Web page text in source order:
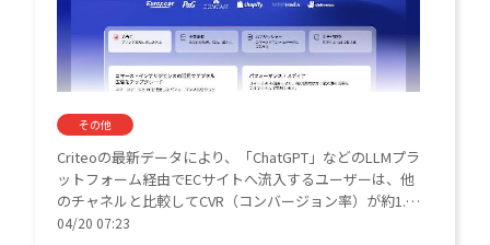
その他
Criteoの最新データにより、「ChatGPT」などのLLMプラ
ットフォーム経由でECサイトへ流入するユーザーは、他
のチャネルと比較してCVR（コンバージョン率）が約1.5
倍高いことが判明した。
04/20 07:23